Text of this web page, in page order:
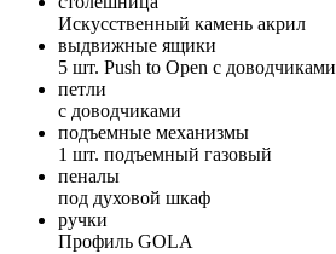
Искусственный камень акрил
выдвижные ящики
5 шт. Push to Open с доводчиками
петли
с доводчиками
подъемные механизмы
1 шт. подъемный газовый
пеналы
под духовой шкаф
ручки
Профиль GOLA